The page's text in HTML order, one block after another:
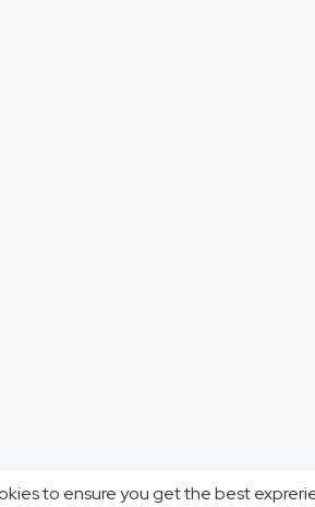
to ensure you get the best